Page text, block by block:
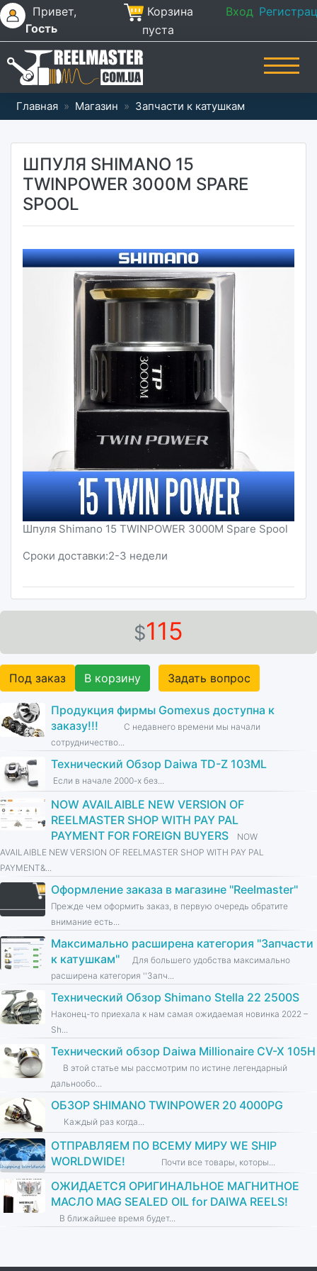
Привет,
Гость
Корзина
пуста
Вход
Главная » Магазин » Запчасти к катушкам
$115
Под заказ В корзину Задать вопрос
Продукция фирмы Gomexus доступна к
заказу!!!
С недавнего времени мы начали
сотрудничество...
Технический Обзор Daiwa TD-Z 103ML
Если в начале 2000-х без...
NOW AVAILAIBLE NEW VERSION OF
REELMASTER SHOP WITH PAY PAL
PAYMENT FOR FOREIGN BUYERS
NOW
AVAILAIBLE NEW VERSION OF REELMASTER SHOP WITH PAY PAL
PAYMENT&...
Оформление заказа в магазине ''Reelmaster''
Прежде чем оформить заказ, в первую очередь обратите
внимание есть...
Максимально расширена категория ''Запчасти
к катушкам''
Для большего удобства максимально
расширена категория ''Запч...
Технический Обзор Shimano Stella 22 2500S
Наконец-то приехала к нам самая ожидаемая новинка 2022 –
Sh...
Технический обзор Daiwa Millionaire CV-X 105H
В этой статье мы рассмотрим по истине легендарный
дальнообо...
ОБЗОР SHIMANO TWINPOWER 20 4000PG
Каждый раз когда...
ОТПРАВЛЯЕМ ПО ВСЕМУ МИРУ WE SHIP
WORLDWIDE!
Почти все товары, которы...
ОЖИДАЕТСЯ ОРИГИНАЛЬНОЕ МАГНИТНОЕ
МАСЛО MAG SEALED OIL for DAIWA REELS!
В ближайшее время будет...
ШПУЛЯ SHIMANO 15
TWINPOWER 3000M SPARE
SPOOL
Шпуля Shimano 15 TWINPOWER 3000M Spare Spool
Сроки доставки:2-3 недели